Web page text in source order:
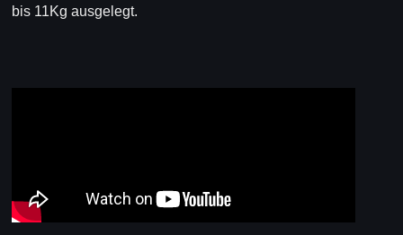
bis 11Kg ausgelegt.